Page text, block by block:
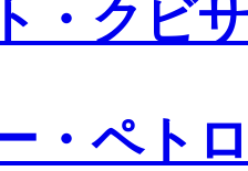
・クビ
・ペト